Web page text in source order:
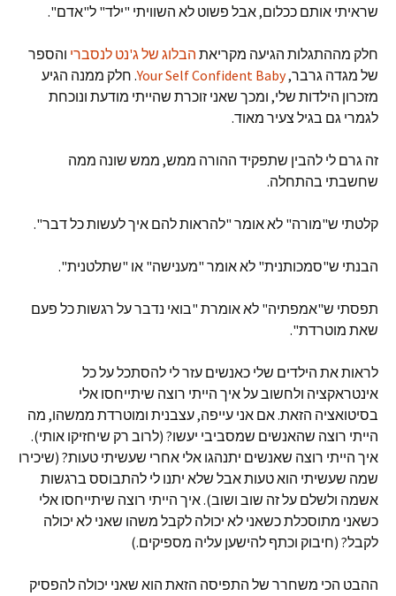
שראיתי אותם ככלום, אבל פשוט לא השוויתי "ילד" ל"אדם".
חלק מההתגלות הגיעה מקריאת הבלוג של ג'נט לנסברי והספר
של מגדה גרבר,Your Self Confident Baby. חלק ממנה הגיע
מזכרון הילדות שלי, ומכך שאני זוכרת שהייתי מודעת ונוכחת
לגמרי גם בגיל צעיר מאוד.
זה גרם לי להבין שתפקיד ההורה ממש, ממש שונה ממה
שחשבתי בהתחלה.
קלטתי ש"מורה" לא אומר "להראות להם איך לעשות כל דבר".
הבנתי ש"סמכותנית" לא אומר "מענישה" או "שתלטנית".
תפסתי ש"אמפתיה" לא אומרת "בואי נדבר על רגשות כל פעם
שאת מוטרדת".
לראות את הילדים שלי כאנשים עזר לי להסתכל על כל
אינטראקציה ולחשוב על איך הייתי רוצה שיתייחסו אלי
בסיטואציה הזאת. אם אני עייפה, עצבנית ומוטרדת ממשהו, מה
הייתי רוצה שהאנשים שמסביבי יעשו? (לרוב רק שיחזיקו אותי).
איך הייתי רוצה שאנשים יתנהגו אלי אחרי שעשיתי טעות? (שיכירו
שמה שעשיתי הוא טעות אבל שלא יתנו לי להתבוסס ברגשות
אשמה ולשלם על זה שוב ושוב). איך הייתי רוצה שיתייחסו אלי
כשאני מתוסכלת כשאני לא יכולה לקבל משהו שאני לא יכולה
לקבל? (חיבוק וכתף להישען עליה מספיקים.)
ההבט הכי משחרר של התפיסה הזאת הוא שאני יכולה להפסיק